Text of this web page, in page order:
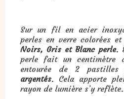
Sur un fil en acier
perles en verre colorées
Noirs, Gris et Blanc perle.
perle fait un centimètre
entourée de 2
argentés. Cela apporte
rayon de lumière s’y reflète.